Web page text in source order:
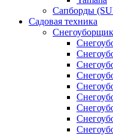
Сапборды
Садовая техника